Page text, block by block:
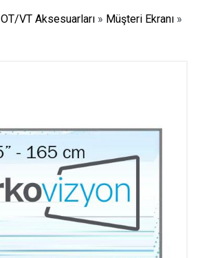
OT/VT Aksesuarları » Müşteri Ekranı »